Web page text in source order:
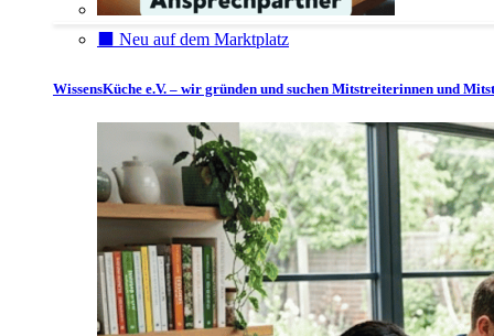
⬛️ Neu auf dem Marktplatz
WissensKüche e.V. – wir gründen und suchen Mitstreiterinnen und